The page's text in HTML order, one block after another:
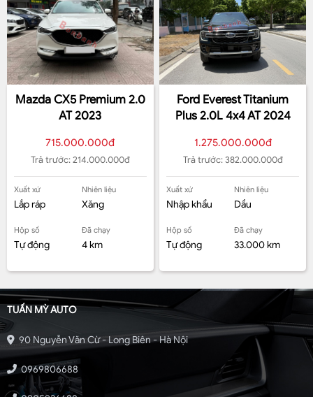
Mazda CX5 Premium 2.0
AT 2023
715.000.000đ
Trả trước: 214.000.000đ
Xuất xứ
Lắp ráp
Nhiên liệu
Xăng
Hộp số
Tự động
Đã chạy
4 km
Ford Everest Titanium
Plus 2.0L 4x4 AT 2024
1.275.000.000đ
Trả trước: 382.000.000đ
Xuất xứ
Nhập khẩu
Nhiên liệu
Dầu
Hộp số
Tự động
Đã chạy
33.000 km
TUẤN MỲ AUTO
90 Nguyễn Văn Cừ - Long Biên - Hà Nội
0969806688